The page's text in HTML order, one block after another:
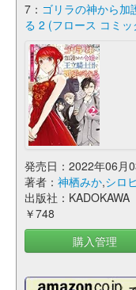
7： ゴリラの神から加
る 2 (フロース コミッ
発売日：2022年06月
著者： 神栖みか,シロヒ
出版社：KADOKAWA
￥748
購入管理